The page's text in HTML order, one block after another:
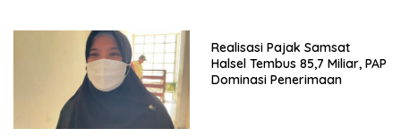
Realisasi Pajak Samsat
Halsel Tembus 85,7 Miliar, PAP
Dominasi Penerimaan